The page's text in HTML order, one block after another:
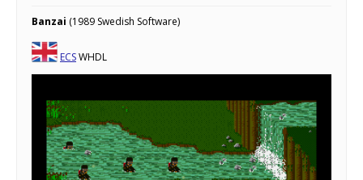
Banzai (1989 Swedish Software)
ECSWHDL